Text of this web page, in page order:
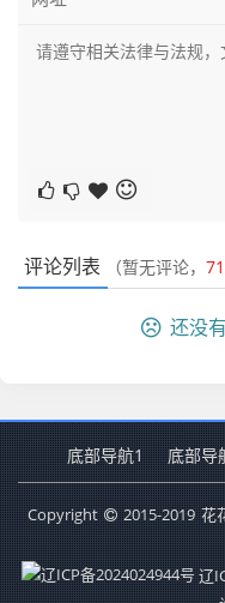
评论列表 （暂无评论， 71
还没
底部导航1 底部导
Copyright 2015-2019 花
辽